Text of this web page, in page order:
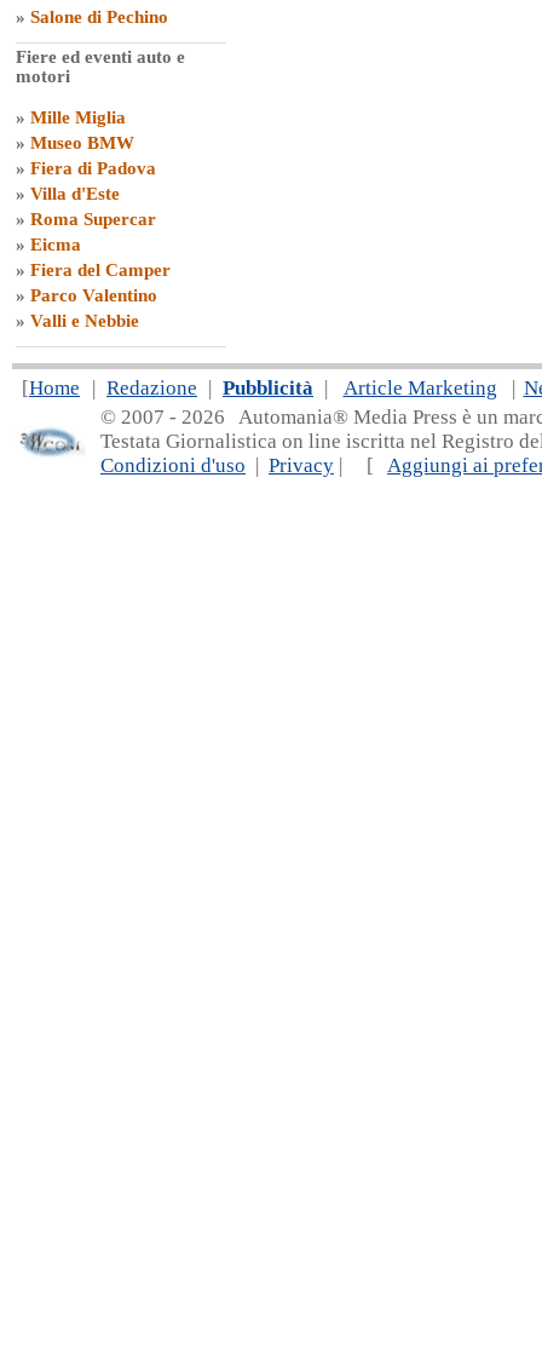
» Salone di Pechino
Fiere ed eventi auto e
motori
» Mille Miglia
» Museo BMW
» Fiera di Padova
» Villa d'Este
» Roma Supercar
» Eicma
» Fiera del Camper
» Parco Valentino
» Valli e Nebbie
[Home | Redazione | Pubblicità | Article Marketing |
© 2007 - 2026 Automania® Media Press è un
Testata Giornalistica on line iscritta nel Registro
Condizioni d'uso | Privacy | [ Aggiungi ai